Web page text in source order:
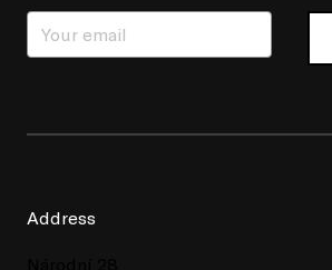
Address